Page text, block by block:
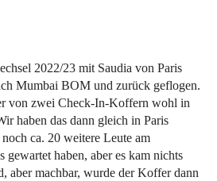
2022/23 mit Saudia von Paris
Mumbai BOM und zurück geflogen.
von zwei Check-In-Koffern wohl in
haben das dann gleich in Paris
ca. 20 weitere Leute am
gewartet haben, aber es kam nichts
aber machbar, wurde der Koffer dann